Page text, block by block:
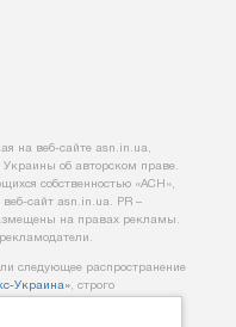
на веб-сайте asn.in.ua,
Украины об авторском праве.
собственностью «АСН»,
сайт asn.іn.ua. PR –
на правах рекламы.
следующее распространение
Украина», строго